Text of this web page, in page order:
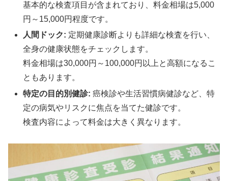
基本的な検査項目が含まれており、料金相場は5,000
円～15,000円程度です。
人間ドック: 定期健康診断よりも詳細な検査を行い、
全身の健康状態をチェックします。
料金相場は30,000円～100,000円以上と高額になるこ
ともあります。
特定の目的別健診: 癌検診や生活習慣病健診など、特
定の病気やリスクに焦点を当てた健診です。
検査内容によって料金は大きく異なります。